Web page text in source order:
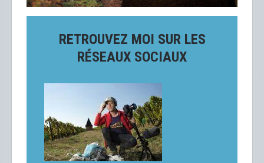
RETROUVEZ MOI SUR LES
RÉSEAUX SOCIAUX